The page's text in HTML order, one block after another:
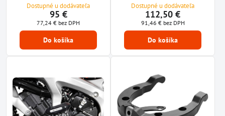
Dostupné u dodávateľa
95 €
77,24 € bez DPH
Do košíka
Dostupné u dodávateľa
112,50 €
91,46 € bez DPH
Do košíka